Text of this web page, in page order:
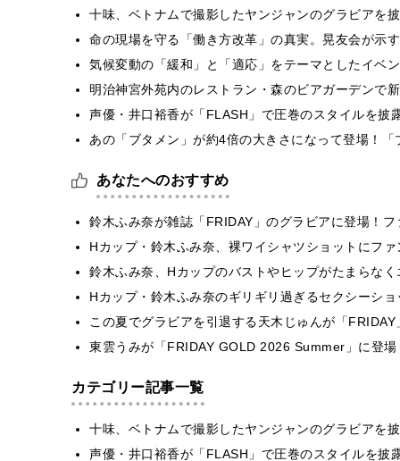
十味、ベトナムで撮影したヤンジャンのグラビアを
命の現場を守る「働き方改革」の真実。晃友会が示
気候変動の「緩和」と「適応」をテーマとしたイベ
明治神宮外苑内のレストラン・森のビアガーデンで
声優・井口裕香が「FLASH」で圧巻のスタイルを
あの「ブタメン」が約4倍の大きさになって登場！
あなたへのおすすめ
鈴木ふみ奈が雑誌「FRIDAY」のグラビアに登場！
Hカップ・鈴木ふみ奈、裸ワイシャツショットにフ
鈴木ふみ奈、Hカップのバストやヒップがたまらな
Hカップ・鈴木ふみ奈のギリギリ過ぎるセクシーシ
この夏でグラビアを引退する天木じゅんが「
東雲うみが「FRIDAY GOLD 2026 Summer」に登
カテゴリー記事一覧
十味、ベトナムで撮影したヤンジャンのグラビアを
声優・井口裕香が「FLASH」で圧巻のスタイルを